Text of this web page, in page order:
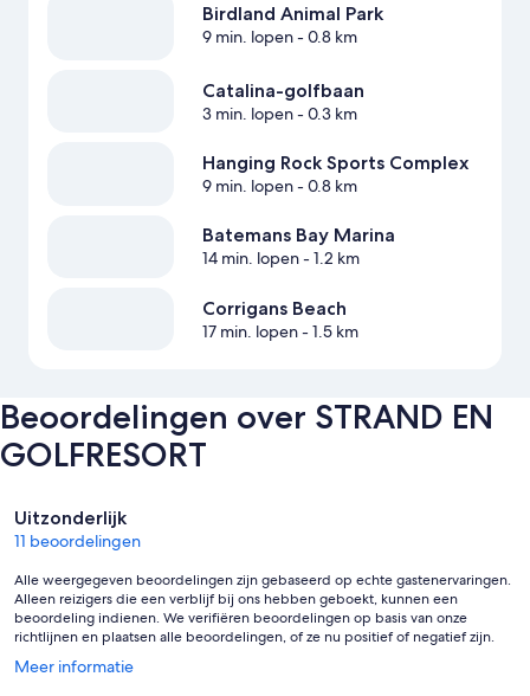
Birdland Animal Park
9 min. lopen- 0.8 km
Catalina-golfbaan
3 min. lopen- 0.3 km
Hanging Rock Sports Complex
9 min. lopen- 0.8 km
Batemans Bay Marina
14 min. lopen- 1.2 km
Corrigans Beach
17 min. lopen- 1.5 km
Beoordelingen over STRAND EN
GOLFRESORT
Beoordelingen
Uitzonderlijk
11 beoordelingen
Alle weergegeven beoordelingen zijn gebaseerd op echte gastenervaringen.
Alleen reizigers die een verblijf bij ons hebben geboekt, kunnen een
beoordeling indienen. We verifiëren beoordelingen op basis van onze
richtlijnen en plaatsen alle beoordelingen, of ze nu positief of negatief zijn.
Meer informatie
Opent